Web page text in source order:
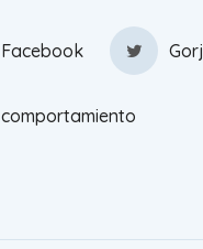
Facebook
comportamiento